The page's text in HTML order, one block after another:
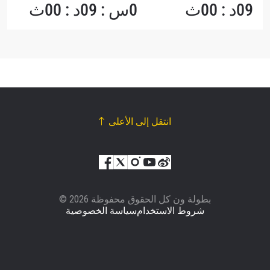
09د : 00ث 0س : 09د : 00ث
انتقل إلى الأعلى
© بطولة ون كل الحقوق محفوظة 2026
سياسة الخصوصيةشروط الاستخدام